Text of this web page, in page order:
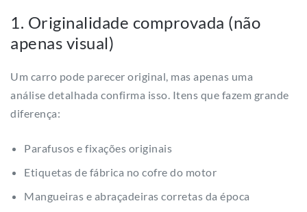
1. Originalidade comprovada (não
apenas visual)
Um carro pode parecer original, mas apenas uma
análise detalhada confirma isso. Itens que fazem grande
diferença:
Parafusos e fixações originais
Etiquetas de fábrica no cofre do motor
Mangueiras e abraçadeiras corretas da época